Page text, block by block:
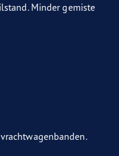
Minder gemiste